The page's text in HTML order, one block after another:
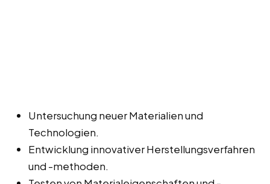
Untersuchung neuer Materialien und
Technologien.
Entwicklung innovativer Herstellungsverfahren
und -methoden.